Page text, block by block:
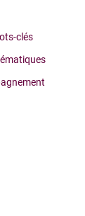
clés